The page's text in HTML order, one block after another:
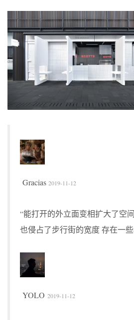
Gracias 2019-11-12
“能打开的外立面变相扩大了空
也侵占了步行街的宽度 存在一
YOLO 2019-11-12